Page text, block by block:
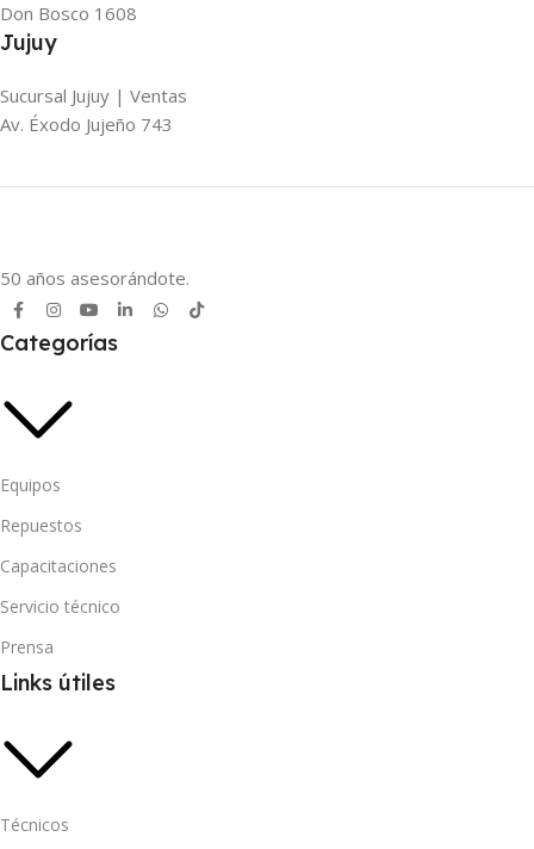
Don Bosco 1608
Jujuy
Sucursal Jujuy | Ventas
Av. Éxodo Jujeño 743
50 años asesorándote.
Categorías
Equipos
Repuestos
Capacitaciones
Servicio técnico
Prensa
Links útiles
Técnicos